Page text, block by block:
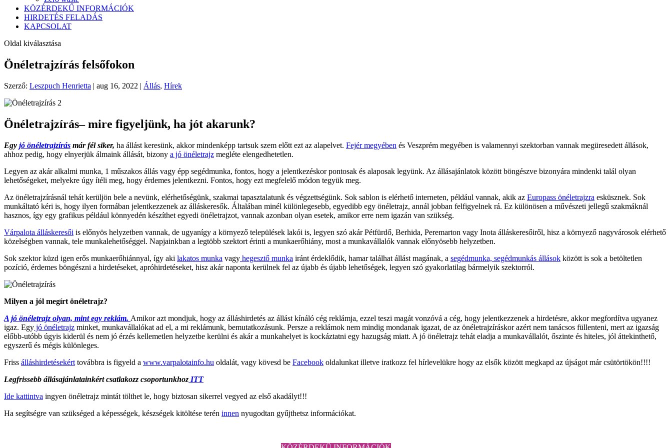
KÖZÉRDEKŰ INFORMÁCIÓK
HIRDETÉS FELADÁS
KAPCSOLAT
Oldal kiválasztása
Önéletrajzírás felsőfokon
Szerző: Leszpuch Henrietta | aug 16, 2022 | Állás, Hírek
Önéletrajzírás– mire figyeljünk, ha jót akarunk?
Egy jó önéletrajzírás már fél siker, ha állást keresünk, akkor mindenképp tartsuk szem előtt ezt az alapelvet. Fejér megyében és Veszprém megyében is valamennyi szektorban vannak megüresedett állások,
ahhoz pedig, hogy elnyerjük álmaink állását, bizony a jó önéletrajz megléte elengedhetetlen.
Legyen az akár alkalmi munka, 1 műszakos állás vagy épp segédmunka, fontos, hogy a jelentkezéskor pontosak és alaposak legyünk. Az állásajánlatok között böngészve bizonyára mindenki talál olyan
lehetőségeket, melyekre úgy ítéli meg, hogy érdemes jelentkezni. Fontos, hogy ezt megfelelő módon tegyük meg.
Az önéletrajzírásnál tehát kerüljön bele a nevünk, elérhetőségünk, szakmai tapasztalatunk és végzettségünk. Sok sablon is elérhető interneten, például vannak, akik az Europass önéletrajzra esküsznek. Sok
munkáltató kéri is, hogy ilyen formában jelentkezzenek az álláskeresők. Általában minél különlegesebb, egyedibb egy önéletrajz, annál jobban felfigyelnek rá. Ez különösen a művészeti jellegű szakmáknál
hasznos, így egy grafikus például könnyedén készíthet egyedi önéletrajzot, vannak azonban olyan esetek, amikor erre nem igazán van szükség.
Várpalota álláskeresői is előnyös helyzetben vannak, de ugyanígy a környező települések lakói is, legyen szó akár Pétfürdő, Berhida, Peremarton vagy Inota álláskeresőiről, hisz a környező nagyvárosok elérhető
közelségben vannak, tele munkalehetőséggel. Napjainkban a legtöbb szektort érinti a munkaerőhiány, most a munkavállalók vannak előnyösebb helyzetben.
Sok szektor küzd igen erős munkaerőhiánnyal, így aki lakatos munka vagy hegesztő munka iránt érdeklődik, hamar találhat állást magának, a segédmunka, segédmunkás állások között is sok a betöltetlen
pozíció, érdemes böngészni a hirdetéseket, apróhirdetéseket, hisz akár naponta kerülnek fel az újabb és újabb lehetőségek, legyen szó gyakorlatilag bármelyik szektorról.
Milyen a jól megírt önéletrajz?
A jó önéletrajz olyan, mint egy reklám. Amikor azt mondjuk, hogy az álláshirdetés az állást kínáló cég reklámja, ezzel teszi magát vonzóvá a cég, hogy jelentkezzenek a hirdetésre, akkor megfordítva ugyanez
igaz. Egy jó önéletrajz minket, munkavállalókat ad el, a mi reklámunk, bemutatkozásunk. Persze a reklámok nem mindig mondanak igazat, de az önéletrajzíráskor azért nem tanácsos füllenteni, mert az igazság
előbb-utóbb úgyis kiderül és nem jó érzés kellemetlen helyzetbe kerülni és akár a munkahelyet is kockáztatni egy hazugság miatt. A jó önéletrajz tehát eladja a munkavállalót, őszinte és hiteles, jól áttekinthető,
egyszerű és mégis különleges.
Friss álláshirdetésekért továbbra is figyeld a www.varpalotainfo.hu oldalát, vagy kövesd be Facebook oldalunkat illetve iratkozz fel hírlevelükre hogy az elsők között megkapd az újságot már csütörtökön!!!!
Legfrissebb állásajánlatainkért csatlakozz csoportunkhoz ITT
Ide kattintva ingyen önéletrajz mintát tölthet le, hogy biztosan sikerrel vegyed az első akadályt!!!
Ha segítségre van szükséged a képességek, készségek kitöltése terén innen nyugodtan gyűjthetsz információkat.